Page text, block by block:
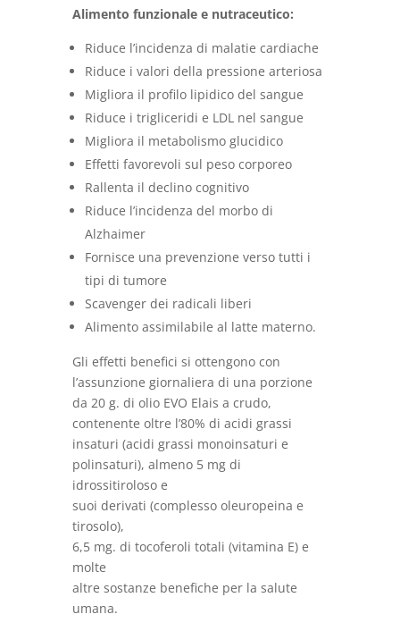
Alimento funzionale e nutraceutico:
Riduce l’incidenza di malatie cardiache
Riduce i valori della pressione arteriosa
Migliora il profilo lipidico del sangue
Riduce i trigliceridi e LDL nel sangue
Migliora il metabolismo glucidico
Effetti favorevoli sul peso corporeo
Rallenta il declino cognitivo
Riduce l’incidenza del morbo di
Alzhaimer
Fornisce una prevenzione verso tutti i
tipi di tumore
Scavenger dei radicali liberi
Alimento assimilabile al latte materno.
Gli effetti benefici si ottengono con
l’assunzione giornaliera di una porzione
da 20 g. di olio EVO Elais a crudo,
contenente oltre l’80% di acidi grassi
insaturi (acidi grassi monoinsaturi e
polinsaturi), almeno 5 mg di
idrossitiroloso e
suoi derivati (complesso oleuropeina e
tirosolo),
6,5 mg. di tocoferoli totali (vitamina E) e
molte
altre sostanze benefiche per la salute
umana.